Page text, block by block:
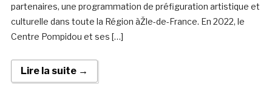
partenaires, une programmation de préfiguration artistique et
culturelle dans toute la Région àŽle-de-France. En 2022, le
Centre Pompidou et ses […]
Lire la suite →